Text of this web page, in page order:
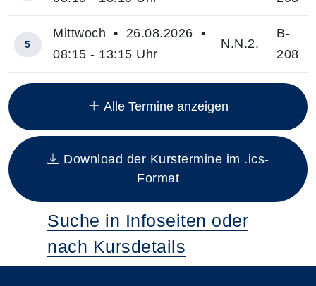
Insgesamt gibt es 111 Termine zum diesen Kurs
5
Mittwoch • 26.08.2026 •
08:15 - 13:15 Uhr
N.N.2.
B-
208
Alle Termine anzeigen
Download der Kurstermine im .ics-
Format
Suche in Infoseiten oder
nach Kursdetails